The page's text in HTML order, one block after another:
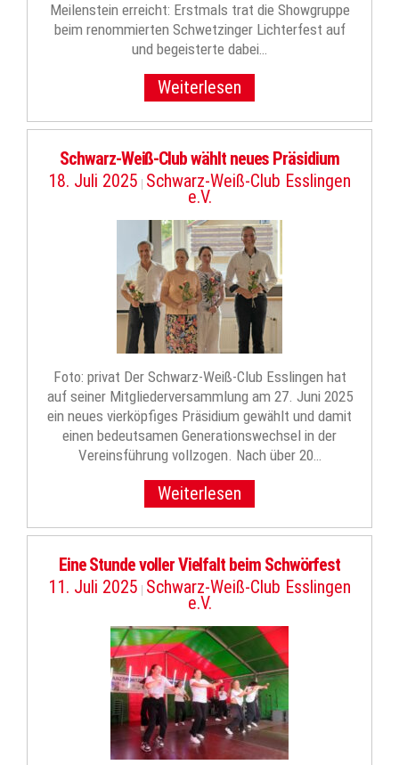
Meilenstein erreicht: Erstmals trat die Showgruppe
beim renommierten Schwetzinger Lichterfest auf
und begeisterte dabei…
Weiterlesen
Schwarz-Weiß-Club wählt neues Präsidium
18. Juli 2025 | Schwarz-Weiß-Club Esslingen
e.V.
Foto: privat Der Schwarz-Weiß-Club Esslingen hat
auf seiner Mitgliederversammlung am 27. Juni 2025
ein neues vierköpfiges Präsidium gewählt und damit
einen bedeutsamen Generationswechsel in der
Vereinsführung vollzogen. Nach über 20…
Weiterlesen
Eine Stunde voller Vielfalt beim Schwörfest
11. Juli 2025 | Schwarz-Weiß-Club Esslingen
e.V.